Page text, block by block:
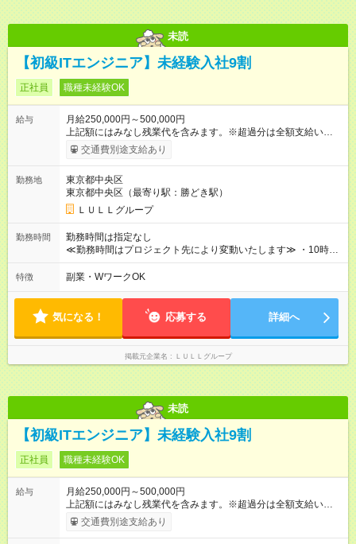
未読
【初級ITエンジニア】未経験入社9割
正社員 職種未経験OK
給与
月給250,000円～500,000円
上記額にはみなし残業代を含みます。※超過分は全額支給いたし
ます。 みなし残業代 21,675円／月 みなし残業時間 12時間／月 -
------------------------------------------------------- ≪経験者の方は以下と
万円～＋業績賞与＋交通費＋各種手当 ※固定残業代（30時間/6
万6，610円分）を含む。超過分は追加支給いたします 能力やス
キルを考慮し初任給を決定。経験者の方は前給考慮も可能で
す！ ◎昇給年1回（研修終了後） ◎賞与年2回（2月・8月）＋業
績賞与あり ◤スキルアップも、収入アップも。◢ 入社後の成長
や頑張りは、しっかり給与で還元しています。 実際にほぼ全員
上アップした社員も。 エンジニアへの還元率は業界高水準の
87％。 スキルを磨いた分だけ、収入アップも目指せる環境で
す！ 【試用期間】試用期間あり 試用期間の長さ：6ヶ月 ※ 雇用
形態と給与に、本採用時と異なる部分があります。 雇用形態：
中途採用（契約社員） 給与：月給 230,000円以上 上記額にはみ
なし残業代を含みます。※超過分は全額支給いたします。 みな
別途支給いたします ※研修期間中（最大12ヶ月間）も、試用期
交通費別途支給あり
勤務地
東京都中央区
東京都中央区（最寄り駅：勝どき駅）
ＬＵＬＬグループ
勤務時間
勤務時間は指定なし
≪勤務時間はプロジェクト先により変動いたします≫ ・10時00
分～19時00分（休憩1時間） ・9時00分～18時00分（休憩1時
間） ＼平日夜も、ちゃんと「自分時間」がつくれます／ 残業は
やサウナなど、 趣味の時間を楽しむ社員も多くいます◎
特徴 副業・WワークOK
気になる！ 応募する 詳細へ
掲載元企業名 ＬＵＬＬグループ
未読
【初級ITエンジニア】未経験入社9割
正社員 職種未経験OK
給与
月給250,000円～500,000円
上記額にはみなし残業代を含みます。※超過分は全額支給いたし
ます。 みなし残業代 21,675円／月 みなし残業時間 12時間／月 -
------------------------------------------------------- ≪経験者の方は以下と
交通費別途支給あり